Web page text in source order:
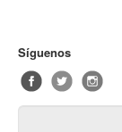
Síguenos